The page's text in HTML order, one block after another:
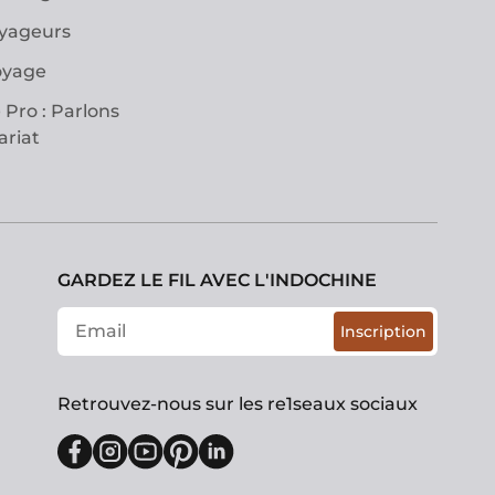
Pro : Parlons
GARDEZ LE FIL AVEC L'INDOCHINE
Inscription
Retrouvez-nous sur les re1seaux sociaux